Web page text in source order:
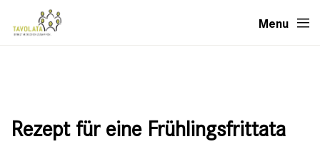
Menu
Rezept für eine Frühlingsfrittata